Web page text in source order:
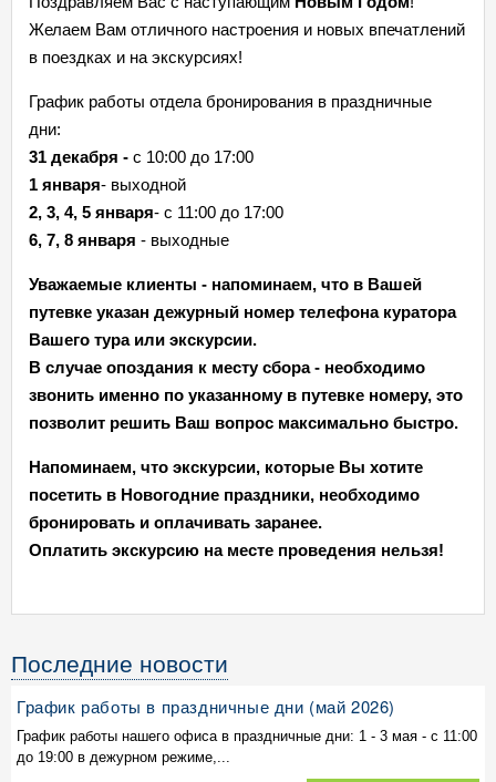
Желаем Вам отличного настроения и новых впечатлений
в поездках и на экскурсиях!
График работы отдела бронирования в праздничные
дни:
31 декабря - с 10:00 до 17:00
1 января- выходной
2, 3, 4, 5 января- с 11:00 до 17:00
6, 7, 8 января - выходные
Уважаемые клиенты - напоминаем, что в Вашей
путевке указан дежурный номер телефона куратора
Вашего тура или экскурсии.
В случае опоздания к месту сбора - необходимо
звонить именно по указанному в путевке номеру, это
позволит решить Ваш вопрос максимально быстро.
Напоминаем, что экскурсии, которые Вы хотите
посетить в Новогодние праздники, необходимо
бронировать и оплачивать заранее.
Оплатить экскурсию на месте проведения нельзя!
Последние новости
График работы в праздничные дни (май 2026)
График работы нашего офиса в праздничные дни: 1 - 3 мая - с 11:00
до 19:00 в дежурном режиме,...